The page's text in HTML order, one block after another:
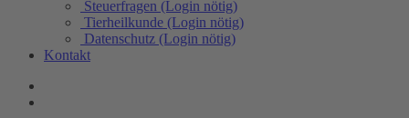
Steuerfragen (Login nötig)
Tierheilkunde (Login nötig)
Datenschutz (Login nötig)
Kontakt